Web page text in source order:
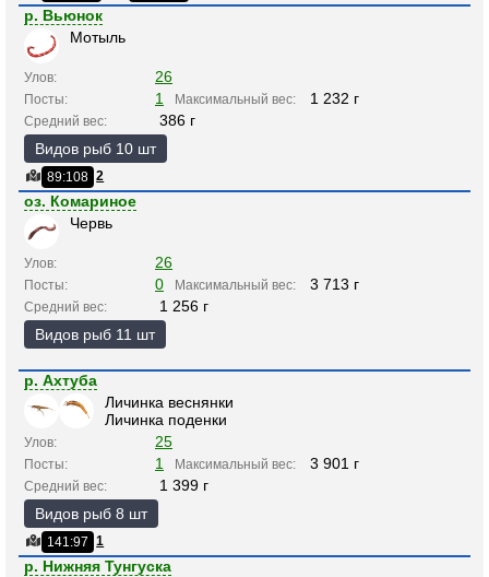
р. Вьюнок
Мотыль
Улов: 26
Посты: 1 Максимальный вес: 1 232 г
Средний вес:
386 г
Видов рыб 10 шт
89:108 2
оз. Комариное
Червь
Улов: 26
Посты: 0 Максимальный вес: 3 713 г
Средний вес:
1 256 г
Видов рыб 11 шт
р. Ахтуба
Личинка веснянки
Личинка поденки
Улов: 25
Посты: 1 Максимальный вес: 3 901 г
Средний вес:
1 399 г
Видов рыб 8 шт
141:97 1
р. Нижняя Тунгуска